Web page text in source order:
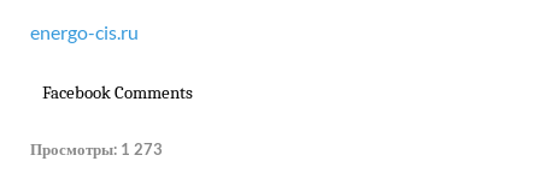
energo-cis.ru
Facebook Comments
Просмотры: 1 273